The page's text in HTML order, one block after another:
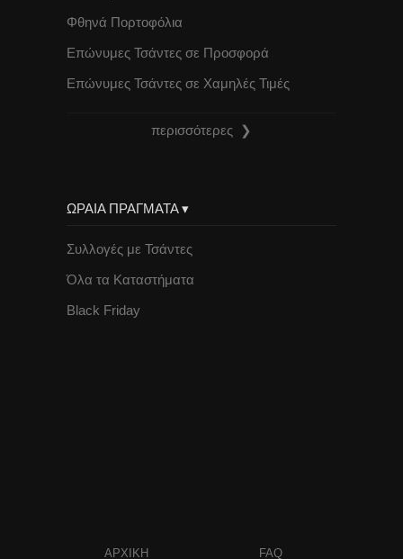
Φθηνά Πορτοφόλια
Επώνυμες Τσάντες σε Προσφορά
Επώνυμες Τσάντες σε Χαμηλές Τιμές
περισσότερες ❯
ΩΡΑΙΑ ΠΡΑΓΜΑΤΑ ▾
Συλλογές με Τσάντες
Όλα τα Καταστήματα
Black Friday
ΑΡΧΙΚΗ FAQ